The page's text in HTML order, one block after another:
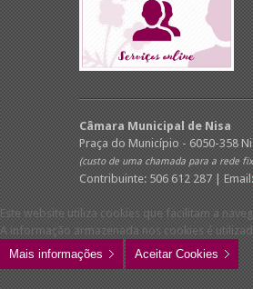
Câmara Municipal de Nisa
Praça do Município - 6050-358
(custo de uma chamada para a rede
Contribuinte: 506 612 287 | Email:
Este website utiliza cookies que facilitam a
A informação armazenada nos cookies é
Mais informações
Aceitar Cookies